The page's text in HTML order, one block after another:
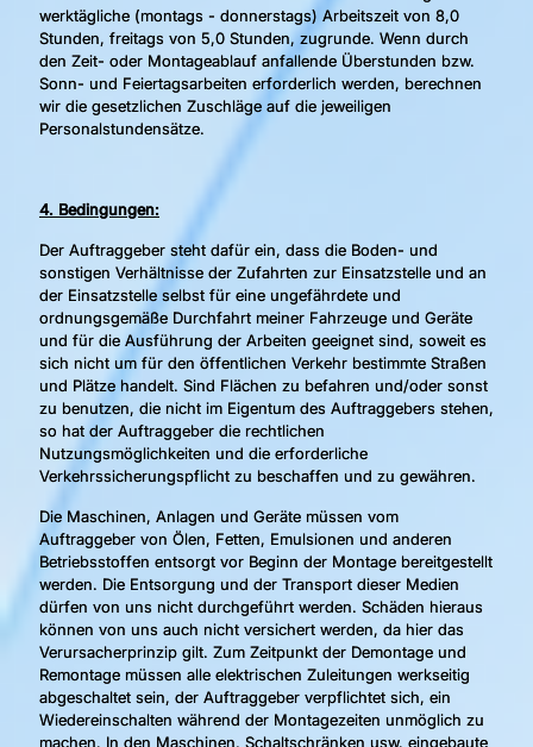
werktägliche (montags - donnerstags) Arbeitszeit von 8,0
Stunden, freitags von 5,0 Stunden, zugrunde. Wenn durch
den Zeit- oder Montageablauf anfallende Überstunden bzw.
Sonn- und Feiertagsarbeiten erforderlich werden, berechnen
wir die gesetzlichen Zuschläge auf die jeweiligen
Personalstundensätze.
4. Bedingungen:
Der Auftraggeber steht dafür ein, dass die Boden- und
sonstigen Verhältnisse der Zufahrten zur Einsatzstelle und an
der Einsatzstelle selbst für eine ungefährdete und
ordnungsgemäße Durchfahrt meiner Fahrzeuge und Geräte
und für die Ausführung der Arbeiten geeignet sind, soweit es
sich nicht um für den öffentlichen Verkehr bestimmte Straßen
und Plätze handelt. Sind Flächen zu befahren und/oder sonst
zu benutzen, die nicht im Eigentum des Auftraggebers stehen,
so hat der Auftraggeber die rechtlichen
Nutzungsmöglichkeiten und die erforderliche
Verkehrssicherungspflicht zu beschaffen und zu gewähren.
Die Maschinen, Anlagen und Geräte müssen vom
Auftraggeber von Ölen, Fetten, Emulsionen und anderen
Betriebsstoffen entsorgt vor Beginn der Montage bereitgestellt
werden. Die Entsorgung und der Transport dieser Medien
dürfen von uns nicht durchgeführt werden. Schäden hieraus
können von uns auch nicht versichert werden, da hier das
Verursacherprinzip gilt. Zum Zeitpunkt der Demontage und
Remontage müssen alle elektrischen Zuleitungen werkseitig
abgeschaltet sein, der Auftraggeber verpflichtet sich, ein
Wiedereinschalten während der Montagezeiten unmöglich zu
machen. In den Maschinen, Schaltschränken usw. eingebaute